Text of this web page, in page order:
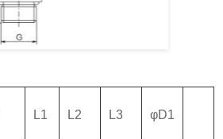
L1 L2 L3 φD1